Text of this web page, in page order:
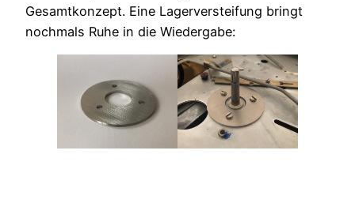
Gesamtkonzept. Eine Lagerversteifung bringt
nochmals Ruhe in die Wiedergabe: